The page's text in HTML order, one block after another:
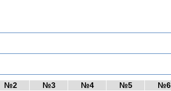
№2 №3 №4 №5
№6